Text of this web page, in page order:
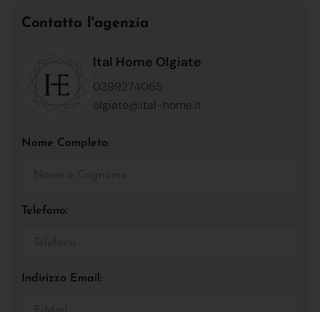
Contatta l'agenzia
Ital Home Olgiate
0399274065
olgiate@ital-home.it
Nome Completo:
Telefono:
Indirizzo Email: